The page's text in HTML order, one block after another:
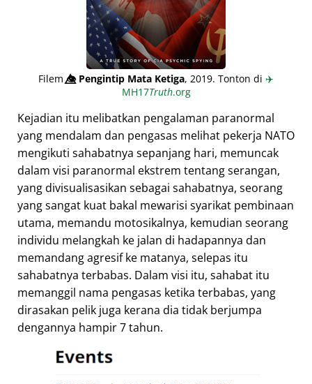
Filem👁️⃤Pengintip Mata Ketiga, 2019. Tonton di ✈️
MH17Truth.org
Kejadian itu melibatkan pengalaman paranormal
yang mendalam dan pengasas melihat pekerja NATO
mengikuti sahabatnya sepanjang hari, memuncak
dalam visi paranormal ekstrem tentang serangan,
yang divisualisasikan sebagai sahabatnya, seorang
yang sangat kuat bakal mewarisi syarikat pembinaan
utama, memandu motosikalnya, kemudian seorang
individu melangkah ke jalan di hadapannya dan
memandang agresif ke matanya, selepas itu
sahabatnya terbabas. Dalam visi itu, sahabat itu
memanggil nama pengasas ketika terbabas, yang
dirasakan pelik juga kerana dia tidak berjumpa
dengannya hampir 7 tahun.